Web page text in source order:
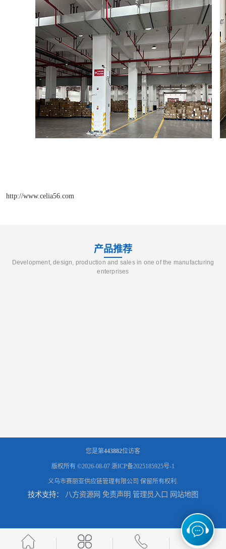
http://www.celia56.com
产品推荐
Development, design, production and sales in one of the manufacturing
enterprises
您是第443882位访客
版权所有 ©2026-08-07 浙ICP备2025185925号-1
义乌市赛丽亚供应链管理有限公司 保留所有权利.
技术支持： 八方资源网 免责声明 管理员入口 网站地图